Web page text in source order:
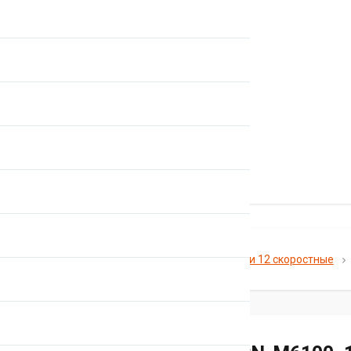
Главная Каталог Цепи Цепи 12 скоростные